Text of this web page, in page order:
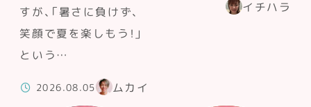
すが、「暑さに負けず、
笑顔で夏を楽しもう！」
という…
2026.08.05 ムカイ
イチハラ